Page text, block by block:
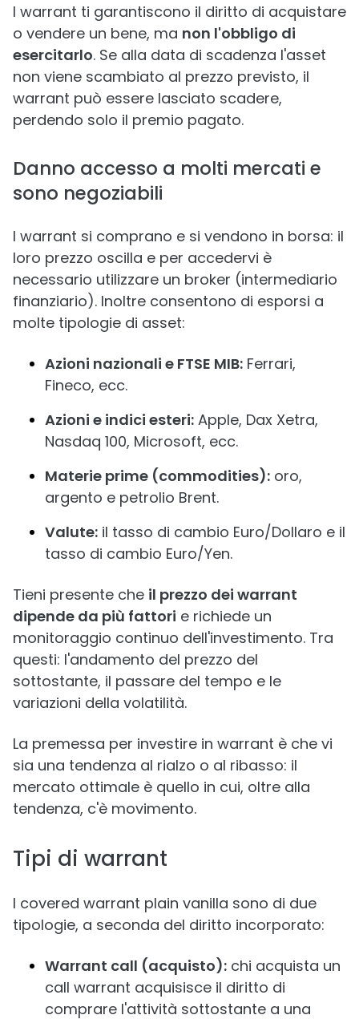
I warrant ti garantiscono il diritto di acquistare
o vendere un bene, ma non l'obbligo di
esercitarlo. Se alla data di scadenza l'asset
non viene scambiato al prezzo previsto, il
warrant può essere lasciato scadere,
perdendo solo il premio pagato.
Danno accesso a molti mercati e
sono negoziabili
I warrant si comprano e si vendono in borsa: il
loro prezzo oscilla e per accedervi è
necessario utilizzare un broker (intermediario
finanziario). Inoltre consentono di esporsi a
molte tipologie di asset:
Azioni nazionali e FTSE MIB: Ferrari,
Fineco, ecc.
Azioni e indici esteri: Apple, Dax Xetra,
Nasdaq 100, Microsoft, ecc.
Materie prime (commodities): oro,
argento e petrolio Brent.
Valute: il tasso di cambio Euro/Dollaro e il
tasso di cambio Euro/Yen.
Tieni presente che il prezzo dei warrant
dipende da più fattori e richiede un
monitoraggio continuo dell'investimento. Tra
questi: l'andamento del prezzo del
sottostante, il passare del tempo e le
variazioni della volatilità.
La premessa per investire in warrant è che vi
sia una tendenza al rialzo o al ribasso: il
mercato ottimale è quello in cui, oltre alla
tendenza, c'è movimento.
Tipi di warrant
I covered warrant plain vanilla sono di due
tipologie, a seconda del diritto incorporato:
Warrant call (acquisto): chi acquista un
call warrant acquisisce il diritto di
comprare l'attività sottostante a una